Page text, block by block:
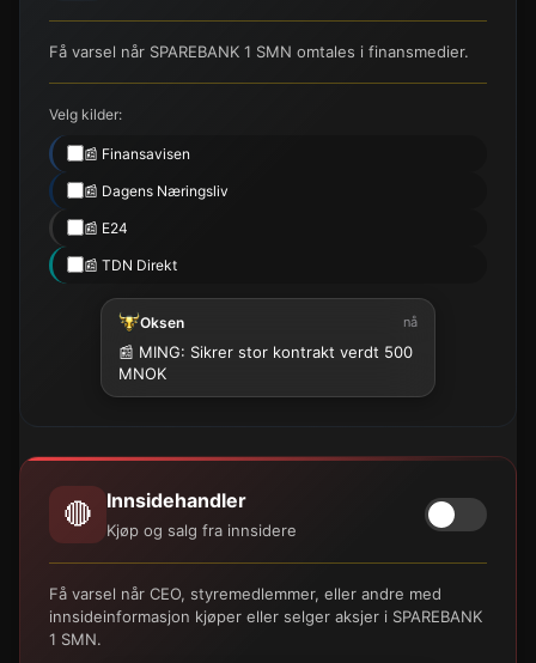
Få varsel når SPAREBANK 1 SMN omtales i finansmedier.
Velg kilder:
📰 Finansavisen
📰 Dagens Næringsliv
📰 E24
📰 TDN Direkt
Oksen nå
📰 MING: Sikrer stor kontrakt verdt 500
MNOK
🔴 Innsidehandler
Kjøp og salg fra innsidere
Få varsel når CEO, styremedlemmer, eller andre med
innsideinformasjon kjøper eller selger aksjer i SPAREBANK
1 SMN.